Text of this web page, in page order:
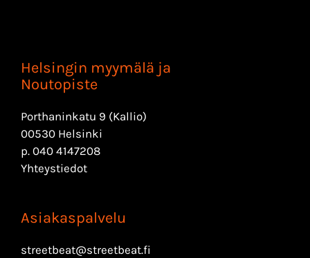
Helsingin myymälä ja
Noutopiste
Porthaninkatu 9 (Kallio)
00530 Helsinki
p. 040 4147208
Yhteystiedot
Asiakaspalvelu
streetbeat@streetbeat.fi